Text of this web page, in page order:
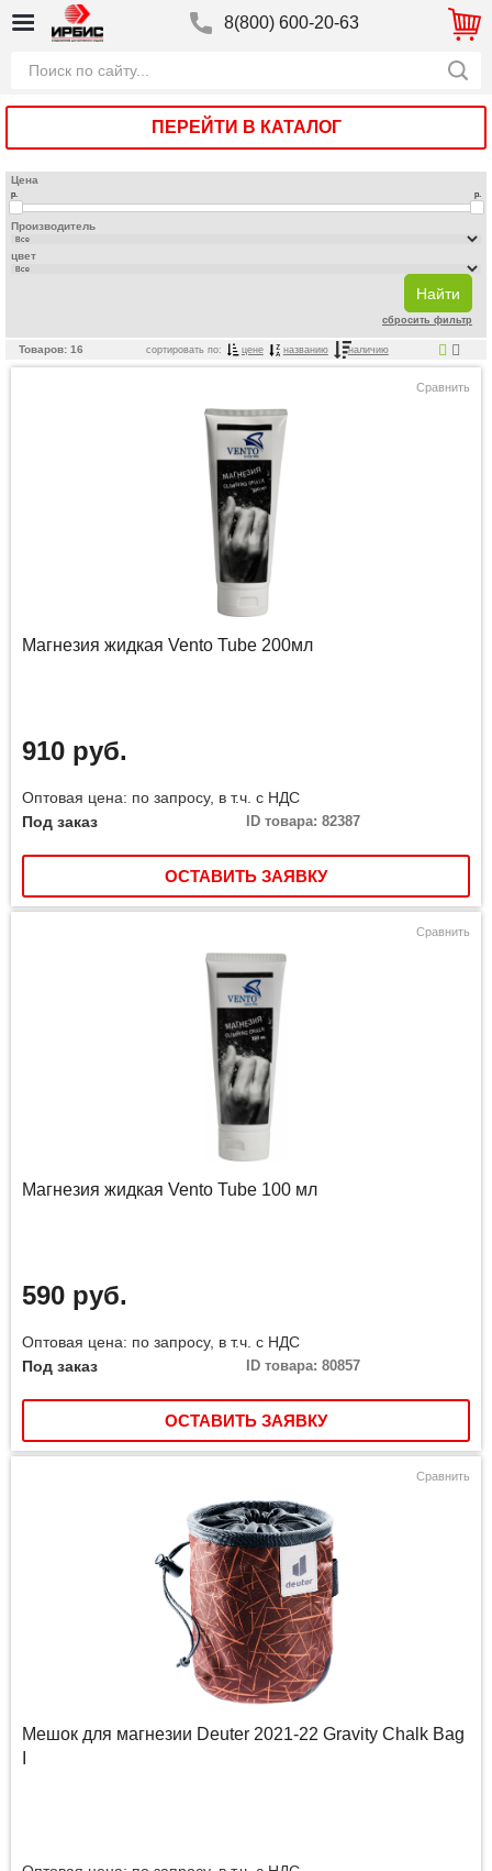
8(800) 600-20-63
ПЕРЕЙТИ В КАТАЛОГ
Цена
р. р.
Производитель
цвет
сбросить фильтр
Товаров: 16 сортировать по: цене названию наличию
Сравнить
Магнезия жидкая Vento Tube 200мл
910 руб.
Оптовая цена: по запросу, в т.ч. с НДС
Под заказ
ID товара: 82387
ОСТАВИТЬ ЗАЯВКУ
Сравнить
Магнезия жидкая Vento Tube 100 мл
590 руб.
Оптовая цена: по запросу, в т.ч. с НДС
Под заказ
ID товара: 80857
ОСТАВИТЬ ЗАЯВКУ
Сравнить
Мешок для магнезии Deuter 2021-22 Gravity Chalk Bag